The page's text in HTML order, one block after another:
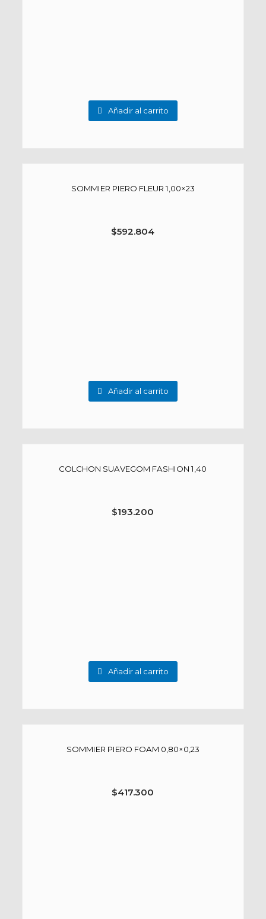
Añadir al carrito
SOMMIER PIERO FLEUR 1,00×23
$592.804
Añadir al carrito
COLCHON SUAVEGOM FASHION 1,40
$193.200
Añadir al carrito
SOMMIER PIERO FOAM 0,80×0,23
$417.300